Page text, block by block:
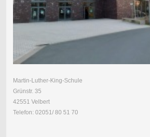
Martin-Luther-King-Schule
Grünstr. 35
42551 Velbert
Telefon: 02051/ 80 51 70